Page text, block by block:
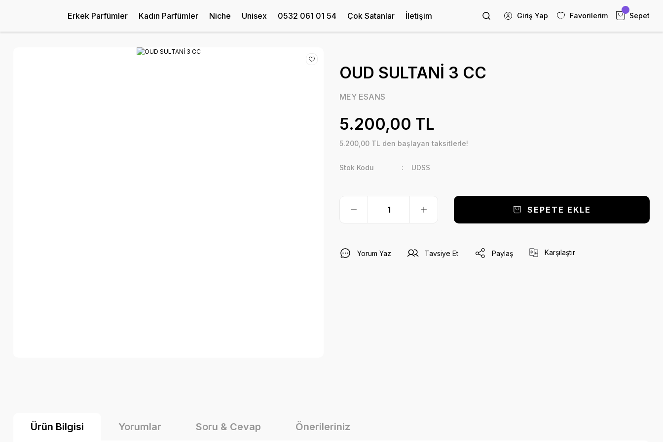
Erkek Parfümler Kadın Parfümler Niche Unisex 0532 061 01 54 Çok Satanlar İletişim Giriş Yap Favorilerim Sepet
OUD SULTANİ 3 CC
MEY ESANS
5.200,00 TL
5.200,00 TL den başlayan taksitlerle!
Stok Kodu UDSS
SEPETE EKLE
Yorum Yaz Tavsiye Et Paylaş Karşılaştır
Ürün Bilgisi Yorumlar Soru & Cevap Önerileriniz